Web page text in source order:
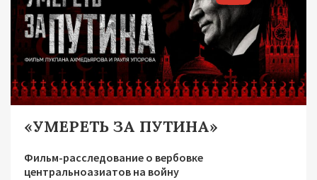
«УМЕРЕТЬ ЗА ПУТИНА»
Фильм-расследование о вербовке
центральноазиатов на войну